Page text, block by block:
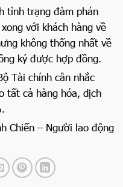
tình trạng đàm phán
với khách hàng về
không thống nhất về
ký được hợp đồng.
Tài chính cân nhắc
tất cả hàng hóa, dịch
Chiến – Người lao động